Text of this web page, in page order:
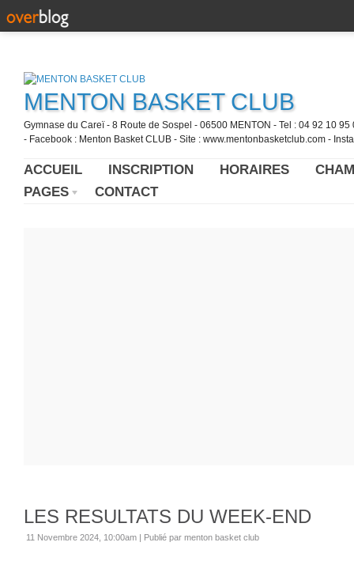
MENTON BASKET CLUB
Gymnase du Careï - 8 Route de Sospel - 06500 MENTON - Tel : 04 92 10
- Facebook : Menton Basket CLUB - Site : www.mentonbasketclub.com -
ACCUEIL INSCRIPTION HORAIRES
PAGES
CONTACT
LES RESULTATS DU WEEK-END
11 Novembre 2024, 10:00am | Publié par menton basket club